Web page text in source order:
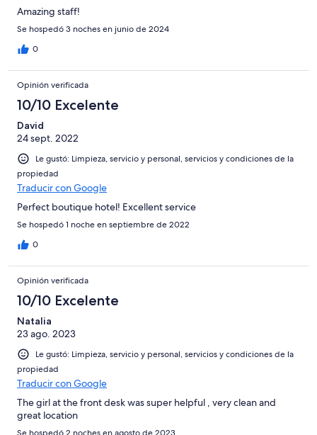
Amazing staff!
Se hospedó 3 noches en junio de 2024
0
Opinión verificada
10/10 Excelente
David
24 sept. 2022
Le gustó: Limpieza, servicio y personal, servicios y condiciones de la
propiedad
Traducir con Google
Perfect boutique hotel! Excellent service
Se hospedó 1 noche en septiembre de 2022
0
Opinión verificada
10/10 Excelente
Natalia
23 ago. 2023
Le gustó: Limpieza, servicio y personal, servicios y condiciones de la
propiedad
Traducir con Google
The girl at the front desk was super helpful , very clean and
great location